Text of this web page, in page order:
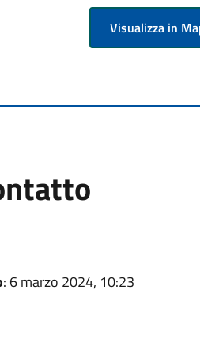
Visualizza in
: 6 marzo 2024, 10:23